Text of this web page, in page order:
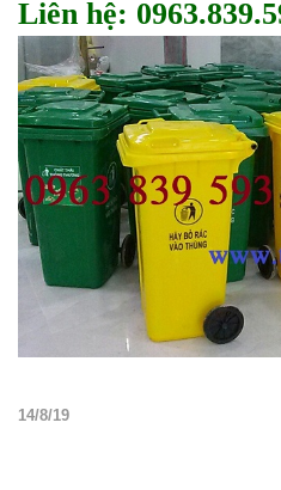
Liên hệ:
14/8/19